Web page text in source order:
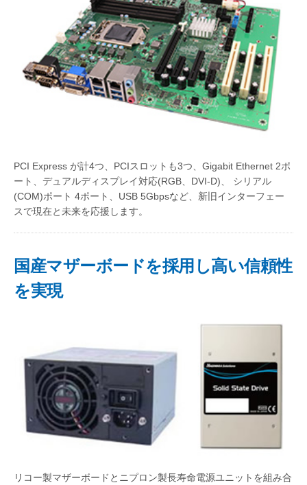
PCI Express が計4つ、PCIスロットも3つ、Gigabit Ethernet 2ポ
ート、デュアルディスプレイ対応(RGB、DVI-D)、 シリアル
(COM)ポート 4ポート、USB 5Gbpsなど、新旧インターフェー
スで現在と未来を応援します。
国産マザーボードを採用し高い信頼性
を実現
リコー製マザーボードとニプロン製長寿命電源ユニットを組み合